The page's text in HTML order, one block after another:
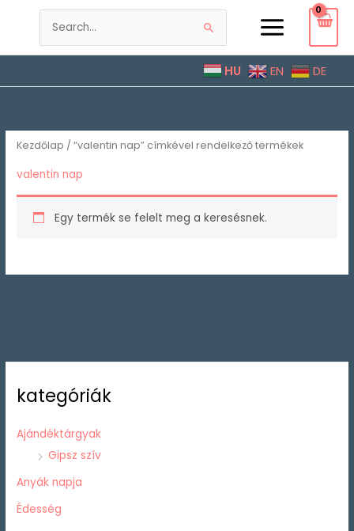
content
Search
HU EN DE
Kezdőlap / “valentin nap” címkével rendelkező termékek
valentin nap
Egy termék se felelt meg a keresésnek.
kategóriák
Ajándéktárgyak
Gipsz szív
Anyák napja
Édesség